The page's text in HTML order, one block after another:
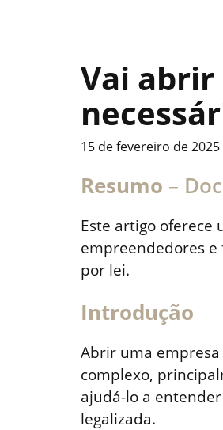
Vai abrir
15 de fevereiro de 2025
Resumo –
Este artigo oferece
empreendedores e
por lei.
Introdução
Abrir uma
complexo,
ajudá-lo a
legalizada.